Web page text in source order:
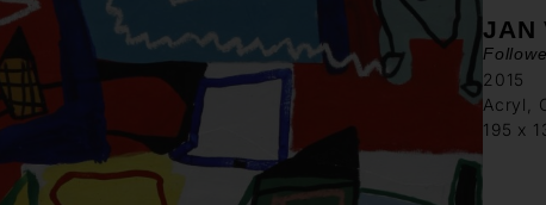
JAN
2015
Acryl,
195 x